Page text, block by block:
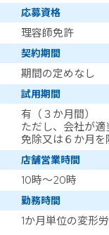
応募資格
理容師免許
契約期間
期間の定めなし
試用期間
有（３か月間）
ただし、会社が適
免除又は６か月を
店舗営業時間
10時～20時
勤務時間
1か月単位の変形